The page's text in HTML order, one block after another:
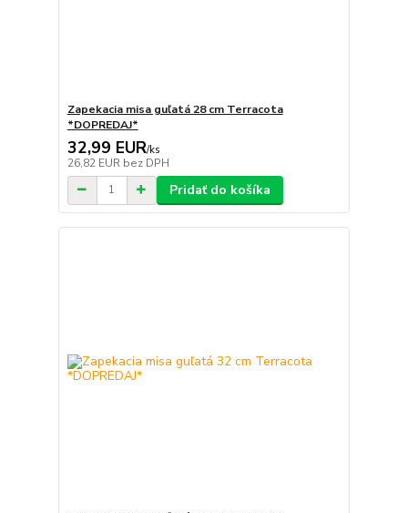
Zapekacia misa guľatá 28 cm Terracota
*DOPREDAJ*
32,99 EUR/ks
26,82 EUR bez DPH
Pridať do košíka